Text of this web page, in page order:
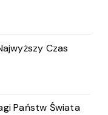
Czas
Państw Świata